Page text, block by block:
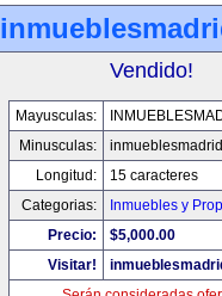
Vendido!
Mayusculas:
Minusculas:
Longitud:
15 caracteres
Categorias:
Inmuebles y
Precio:
$5,000.00
Visitar!